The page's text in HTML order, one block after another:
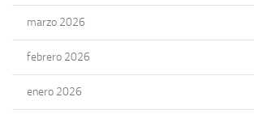
marzo 2026
febrero 2026
enero 2026